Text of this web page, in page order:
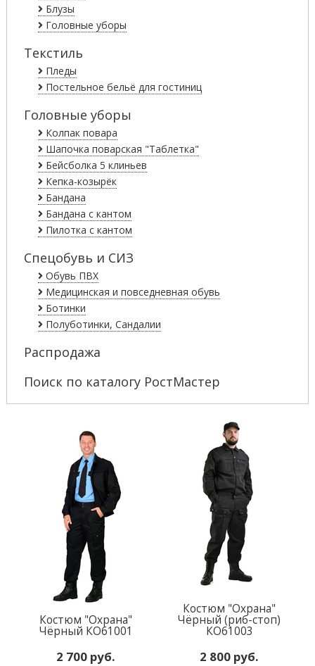
Блузы
Головные уборы
Текстиль
Пледы
Постельное бельё для гостиниц
Головные уборы
Колпак повара
Шапочка поварская "Таблетка"
Бейсболка 5 клиньев
Кепка-козырёк
Бандана
Бандана с кантом
Пилотка с кантом
Спецобувь и СИЗ
Обувь ПВХ
Медицинская и повседневная обувь
Ботинки
Полуботинки, Сандалии
Распродажа
Поиск по каталогу РостМастер
Костюм "Охрана"
Чёрный КО61001
2 700 руб.
Костюм "Охрана"
Чёрный (риб-стоп)
КО61003
2 800 руб.